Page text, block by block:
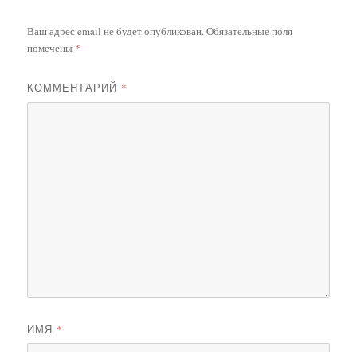
Ваш адрес email не будет опубликован.Обязательные поля
помечены *
КОММЕНТАРИЙ *
ИМЯ *